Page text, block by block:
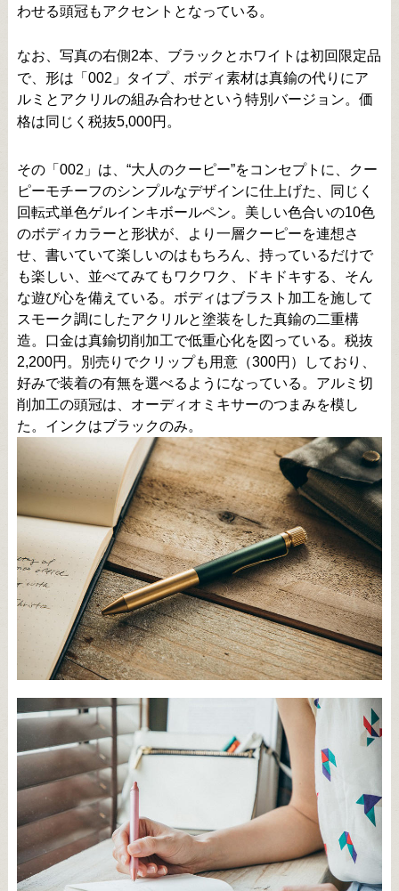
わせる頭冠もアクセントとなっている。
なお、写真の右側2本、ブラックとホワイトは初回限定品
で、形は「002」タイプ、ボディ素材は真鍮の代りにア
ルミとアクリルの組み合わせという特別バージョン。価
格は同じく税抜5,000円。
その「002」は、“大人のクーピー”をコンセプトに、クー
ピーモチーフのシンプルなデザインに仕上げた、同じく
回転式単色ゲルインキボールペン。美しい色合いの10色
のボディカラーと形状が、より一層クーピーを連想さ
せ、書いていて楽しいのはもちろん、持っているだけで
も楽しい、並べてみてもワクワク、ドキドキする、そん
な遊び心を備えている。ボディはブラスト加工を施して
スモーク調にしたアクリルと塗装をした真鍮の二重構
造。口金は真鍮切削加工で低重心化を図っている。税抜
2,200円。別売りでクリップも用意（300円）しており、
好みで装着の有無を選べるようになっている。アルミ切
削加工の頭冠は、オーディオミキサーのつまみを模し
た。インクはブラックのみ。